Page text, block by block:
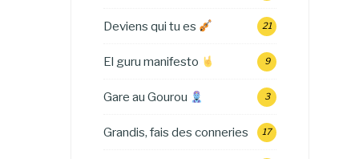
Deviens qui tu es 21
El guru manifesto 9
Gare au Gourou 3
Grandis, fais des conneries 17